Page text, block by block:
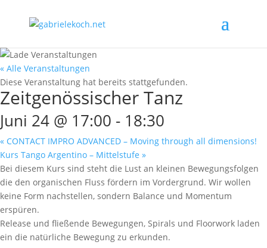
« Alle Veranstaltungen
Diese Veranstaltung hat bereits stattgefunden.
Zeitgenössischer Tanz
Juni 24 @ 17:00 - 18:30
« CONTACT IMPRO ADVANCED – Moving through all dimensions!
Kurs Tango Argentino – Mittelstufe »
Bei diesem Kurs sind steht die Lust an kleinen Bewegungsfolgen
die den organischen Fluss fördern im Vordergrund. Wir wollen
keine Form nachstellen, sondern Balance und Momentum
erspüren.
Release und fließende Bewegungen, Spirals und Floorwork laden
ein die natürliche Bewegung zu erkunden.